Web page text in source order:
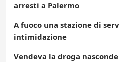
arresti a Palermo
A fuoco una stazione di
intimidazione
Vendeva la droga